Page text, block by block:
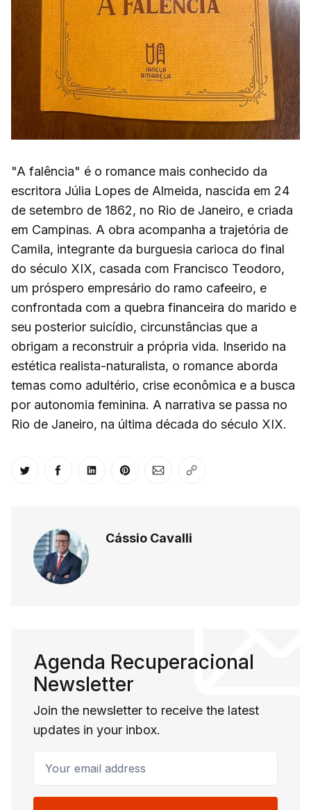
"A falência" é o romance mais conhecido da
escritora Júlia Lopes de Almeida, nascida em 24
de setembro de 1862, no Rio de Janeiro, e criada
em Campinas. A obra acompanha a trajetória de
Camila, integrante da burguesia carioca do final
do século XIX, casada com Francisco Teodoro,
um próspero empresário do ramo cafeeiro, e
confrontada com a quebra financeira do marido e
seu posterior suicídio, circunstâncias que a
obrigam a reconstruir a própria vida. Inserido na
estética realista-naturalista, o romance aborda
temas como adultério, crise econômica e a busca
por autonomia feminina. A narrativa se passa no
Rio de Janeiro, na última década do século XIX.
Share on Twitter
Share on Facebook
Share on LinkedIn
Share on Pinterest
Share via Email
Copy link
Cássio Cavalli
Agenda Recuperacional
Newsletter
Join the newsletter to receive the latest
updates in your inbox.